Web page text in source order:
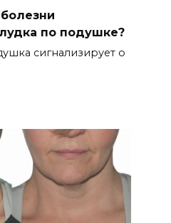
по подушке?
сигнализирует о